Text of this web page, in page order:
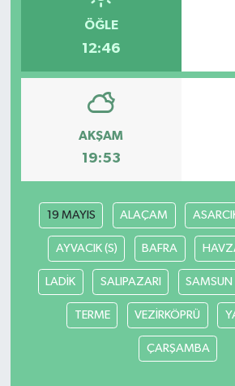
ÖĞLE
12:46
AKŞAM
19:53
19 MAYIS ALAÇAM
AYVACIK (S) BAFRA
LADİK SALIPAZARI SAMSUN
TERME VEZİRKÖPRÜ
ÇARŞAMBA